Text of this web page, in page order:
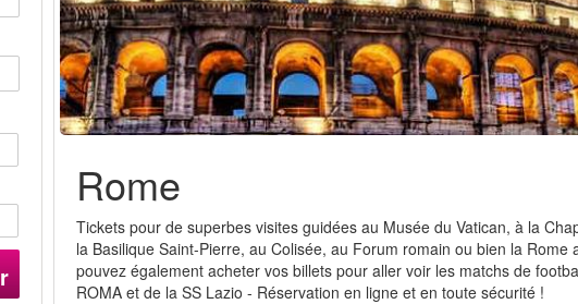
Rome
Tickets pour de superbes visites guidées au Musée du Vatican, à la
la Basilique Saint-Pierre, au Colisée, au Forum romain ou bien la Rome
pouvez également acheter vos billets pour aller voir les matchs de
ROMA et de la SS Lazio - Réservation en ligne et en toute sécurité !